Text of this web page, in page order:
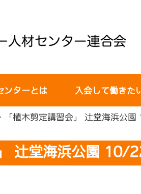
ンターとは 入会して働きた
「植木剪定講習会」 辻堂海浜公
辻堂海浜公園